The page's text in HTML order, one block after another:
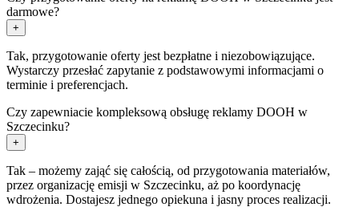
darmowe?
+
Tak, przygotowanie oferty jest bezpłatne i niezobowiązujące.
Wystarczy przesłać zapytanie z podstawowymi informacjami o
terminie i preferencjach.
Czy zapewniacie kompleksową obsługę reklamy DOOH w
Szczecinku?
+
Tak – możemy zająć się całością, od przygotowania materiałów,
przez organizację emisji w Szczecinku, aż po koordynację
wdrożenia. Dostajesz jednego opiekuna i jasny proces realizacji.